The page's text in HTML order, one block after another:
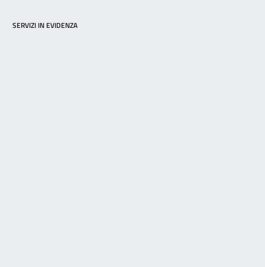
SERVIZI IN EVIDENZA